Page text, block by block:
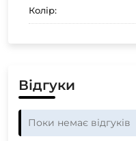
Колір:
Відгуки
Поки немає відгуків